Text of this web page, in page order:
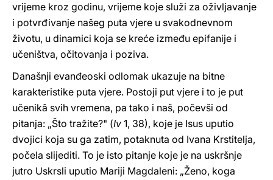
vrijeme kroz godinu, vrijeme koje služi za oživljavanje
i potvrđivanje našeg puta vjere u svakodnevnom
životu, u dinamici koja se kreće između epifanije i
učeništva, očitovanja i poziva.
Današnji evanđeoski odlomak ukazuje na bitne
karakteristike puta vjere. Postoji put vjere i to je put
učenikâ svih vremena, pa tako i naš, počevši od
pitanja: „Što tražite?" (Iv 1, 38), koje je Isus uputio
dvojici koja su ga zatim, potaknuta od Ivana Krstitelja,
počela slijediti. To je isto pitanje koje je na uskršnje
jutro Uskrsli uputio Mariji Magdaleni: „Ženo, koga